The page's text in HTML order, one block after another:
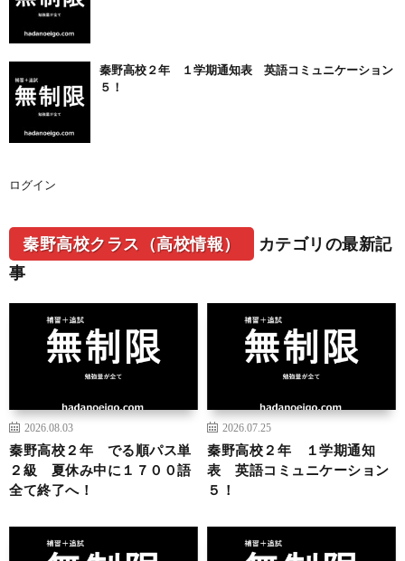
秦野高校２年 １学期通知表 英語コミュニケーション
５！
ログイン
秦野高校クラス（高校情報）
カテゴリの最新記
事
2026.08.03
秦野高校２年 でる順パス単
２級 夏休み中に１７００語
全て終了へ！
2026.07.25
秦野高校２年 １学期通知
表 英語コミュニケーション
５！